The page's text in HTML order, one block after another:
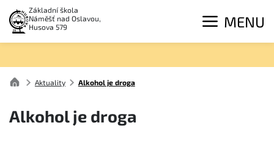
Základní škola
Náměšť nad Oslavou,
Husova 579
MENU
Aktuality Alkohol je droga
Alkohol je droga